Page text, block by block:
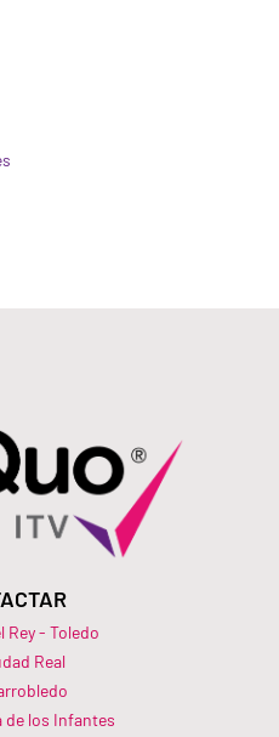
Rey - Toledo
Real
de los Infantes